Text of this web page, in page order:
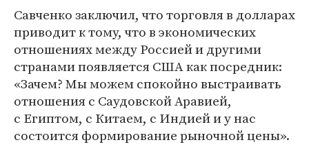
Савченко заключил, что торговля в долларах
приводит к тому, что в экономических
отношениях между Россией и другими
странами появляется США как посредник:
«Зачем? Мы можем спокойно выстраивать
отношения с Саудовской Аравией,
с Египтом, с Китаем, с Индией и у нас
состоится формирование рыночной цены».